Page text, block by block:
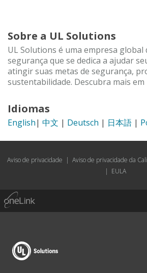
Sobre a UL Solutions
UL Solutions é uma empresa global
segurança que se dedica a ajudar
atingir suas metas de segurança,
sustentabilidade. Descubra mais em
Idiomas
English| 中文 | Deutsch | 日本語 |
Aviso de privacidade | Aviso de privacidade da
| EULA